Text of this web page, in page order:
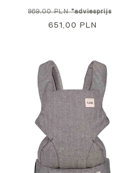
Normale
869,00 PLN*adviesprijs
651,00 PLN